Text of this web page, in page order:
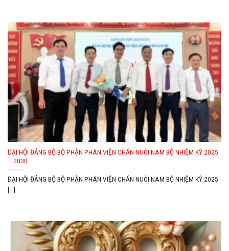
ĐẠI HỘI ĐẢNG BỘ BỘ PHẬN PHÂN VIỆN CHĂN NUÔI NAM BỘ NHIỆM KỲ 2025
– 2030
ĐẠI HỘI ĐẢNG BỘ BỘ PHẬN PHÂN VIỆN CHĂN NUÔI NAM BỘ NHIỆM KỲ 2025
[...]